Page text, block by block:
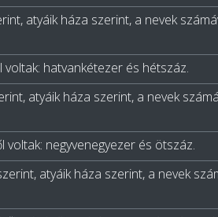
atyáik háza szerint, a nevek
hatvankétezer és hétszáz.
atyáik háza szerint, a nevek
negyvenegyezer és ötszáz.
atyáik háza szerint, a nevek